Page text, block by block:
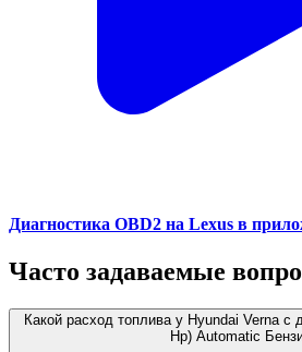
Диагностика OBD2 на Lexus в
Часто задаваемые
Какой расход топлива у Hyundai Verna с
Hp) Automatic